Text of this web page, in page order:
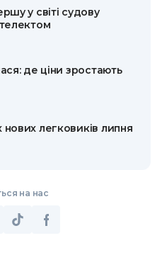
у світі судову
де ціни зростають
легковиків липня
на нас